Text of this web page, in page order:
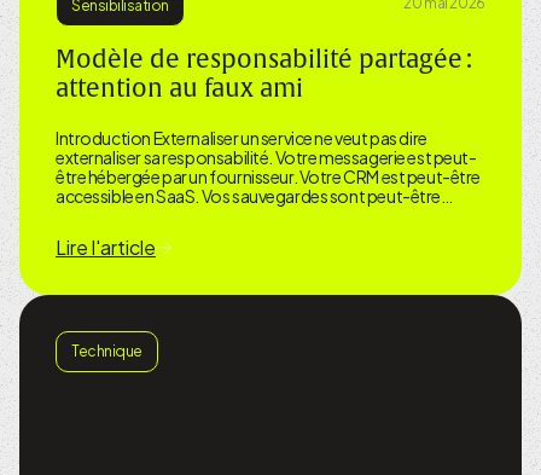
Sensibilisation
Modèle de responsabilité partagée :
attention au faux ami
Introduction Externaliser un service ne veut pas dire
externaliser sa responsabilité. Votre messagerie est peut-
être hébergée par un fournisseur. Votre CRM est peut-être
accessible en SaaS. Vos sauvegardes sont peut-être…
Lire l'article
Technique